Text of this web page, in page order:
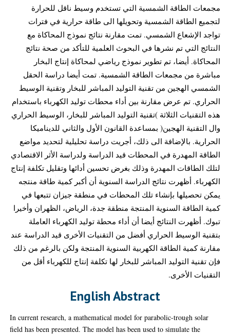
مجمعات الطاقة الشمسية التي تستخدم وسيط ناقل للحرارة
لتجميع الطاقة الشمسية وتحويلها الى طاقة حرارية في فترات
تواجد الإشعاع الشمسي. تمت مقارنة نتائج نموذج المحاكاة مع
النتائج التي تم نشرها في البحوث العلمية للتأكد من صحة نتائج
المحاكاة. أيضا، تم تطوير نموذج رياضي لمحاكاة إنتاج البخار
مباشرة من مجمعات الطاقة الشمسية. تمت أيضا دراسة الحقل
الشمسي الهجين من تقنية التوليد المباشر للبخار وتقنية الوسيط
الحراري. تم عرض مقارنة بين أداء محطات توليد الكهرباء باستخدام
هذه التقنيات الثلاثة )تقنية التوليد المباشر للبخار، الوسيط الحراري
وال التقنية الهجين( بمساعدة القانون الأول والثاني للديناميكا
الحرارية. بالإضافة الى ذلك، أجريت دراسة تحليلية لتحديد مواضع
الطاقة المهدرة في المحطات قيد الدراسة ولدراسة الأثر الاقتصادي
لتلك الطاقات المهدرة وذلك بغرض تحسين أدائها وتقليل تكلفة إنتاج
الكهرباء. أظهرت نتائج الدراسة السنوية أن أكبر كمية طاقة منتجه
يمكن تحصيلها بإنشاء تلك المحطات في منطقة جيزان تتبعها في
كمية الطاقة السنوية المنتجة منطقة جدة، الرياض، الظهران وأخيرا
تبوك. أظهرت النتائج أيضا أن أداء محطة توليد الكهرباء العاملة
بتقنية الوسيط الحراري أفضل من التقنيات الأخرى قيد الدراسة عند
مقارنة كمية الطاقة الكهربية السنوية المنتجة ولكن بالرغم من ذلك
فإن تقنية التوليد المباشر للبخار لها تكلفة إنتاج للكهرباء أقل من
التقنيات الأخرى.
English Abstract
In current research, a mathematical model for parabolic-trough solar
field has been presented. The model has been used to simulate the